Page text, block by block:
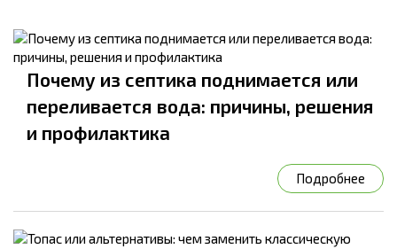
Почему из септика поднимается или
переливается вода: причины, решения
и профилактика
Подробнее